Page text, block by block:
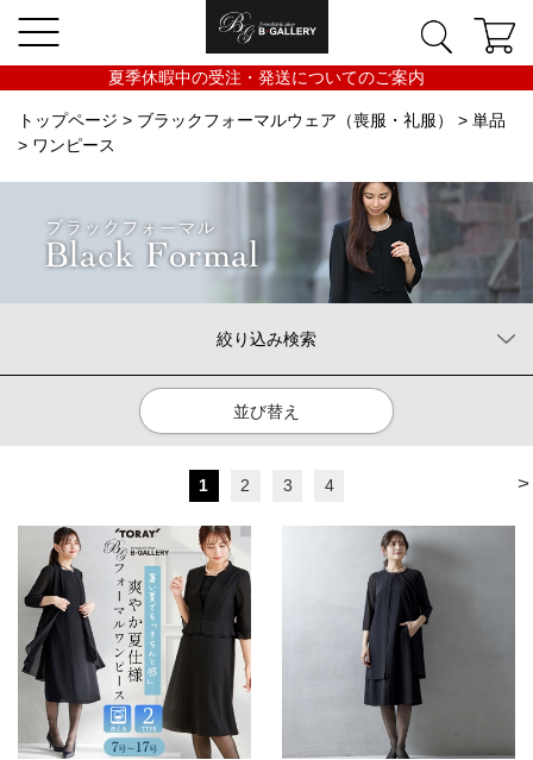
夏季休暇中の受注・発送についてのご案内
トップページ > ブラックフォーマルウェア（喪服・礼服） > 単品
> ワンピース
絞り込み検索
並び替え
>
1 2 3 4